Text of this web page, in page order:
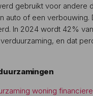
gebruikt voor andere
auto of een verbouwing.
In 2024 wordt 42%
en dat
woning